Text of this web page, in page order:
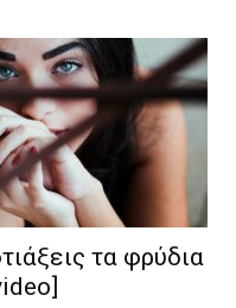
τα φρύδια